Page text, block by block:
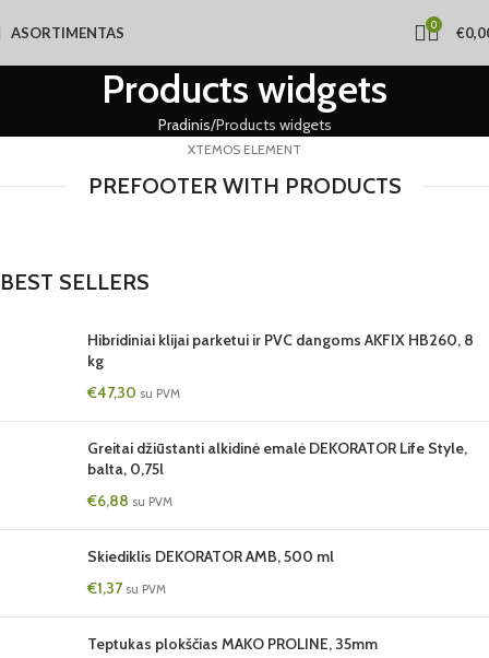
ASORTIMENTAS 0 €
Products widgets
Pradinis Products widgets
XTEMOS ELEMENT
PREFOOTER WITH PRODUCTS
BEST SELLERS
Hibridiniai klijai parketui ir PVC dangoms AKFIX HB260, 8
kg
€47,30 su PVM
Greitai džiūstanti alkidinė emalė DEKORATOR Life Style,
balta, 0,75l
€6,88 su PVM
Skiediklis DEKORATOR AMB, 500 ml
€1,37 su PVM
Teptukas plokščias MAKO PROLINE, 35mm